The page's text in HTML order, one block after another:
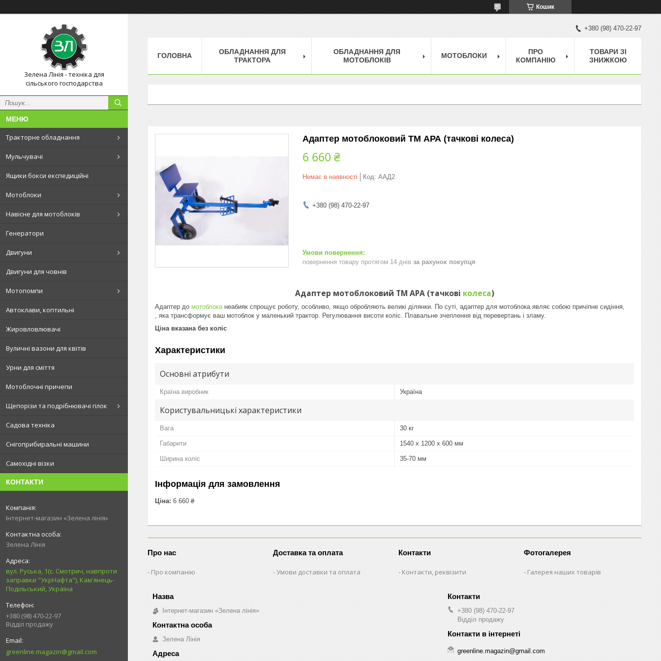
Кошик
Зелена Лінія - техніка для
сільського господарства
Тракторне обладнання
Мульчувачі
Ящики бокси експедиційні
Мотоблоки
Навісне для мотоблоків
Генератори
Двигуни
Двигуни для човнів
Мотопомпи
Автоклави, коптильні
Жировловлювачі
Вуличні вазони для квітів
Урни для сміття
Мотоблочні причепи
Щепорізи та подрібнювачі гілок
Садова техніка
Снігоприбиральні машини
Самохідні візки
КОНТАКТИ
Інтернет-магазин «Зелена лінія»
Зелена Лінія
вул. Руська, 1(с. Смотрич, навпроти
заправки "УкрНафта"), Кам'янець-
Подільський, Україна
+380 (98) 470-22-97
Відділ продажу
greenline.magazin@gmail.com
+380 (98) 470-22-97
ГОЛОВНА
ОБЛАДНАННЯ ДЛЯ
ТРАКТОРА
ОБЛАДНАННЯ ДЛЯ
МОТОБЛОКІВ
МОТОБЛОКИ
ПРО
КОМПАНІЮ
ТОВАРИ ЗІ
ЗНИЖКОЮ
Адаптер мотоблоковий ТМ АРА (тачкові колеса)
6 660 ₴
Немає в наявності Код: ААД2
+380 (98) 470-22-97
повернення товару протягом 14 днів за рахунок покупця
Адаптер мотоблоковий ТМ АРА (тачкові колеса)
Адаптер до мотоблока неабияк спрощує роботу, особливо, якщо обробляють великі ділянки. По суті, адаптер для мотоблока являє собою причіпне сидіння,
, яка трансформує ваш мотоблок у маленький трактор. Регулювання висоти коліс. Плавальне зчеплення від перевертань і зламу.
Ціна вказана без коліс
Характеристики
Основні атрибути
Країна виробник Україна
Користувальницькі характеристики
Вага 30 кг
Габарити 1540 х 1200 х 600 мм
Ширина коліс 35-70 мм
Інформація для замовлення
Ціна: 6 660 ₴
Про нас
Про компанію
Доставка та оплата
Умови доставки та оплата
Контакти
Контакти, реквізити
Фотогалерея
Галерея наших товарів
Інтернет-магазин «Зелена лінія»
Зелена Лінія
+380 (98) 470-22-97
Відділ продажу
greenline.magazin@gmail.com